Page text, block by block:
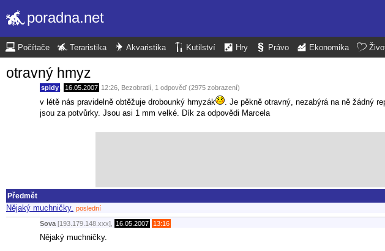
poradna.net
Počítače Teraristika Akvaristika Kutilství Hry Právo Ekonomika
otravný hmyz
spidy 16.05.2007 12:26 Bezobratlí , 1 odpověď (2975 zobrazení)
v létě nás pravidelně obtěžuje drobounký hmyzák
. Je pěkně otravný, nezabýrá na ně žádný
jsou za potvůrky. Jsou asi 1 mm velké. Dík za odpovědi Marcela
Předmět
Nějaký muchničky. poslední
Sova [193.179.148.xxx], 16.05.2007 13:16
Nějaký muchničky.